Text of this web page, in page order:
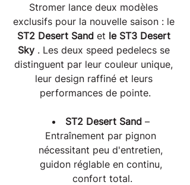
Stromer lance deux modèles
exclusifs pour la nouvelle saison : le
ST2 Desert Sand et le ST3 Desert
Sky . Les deux speed pedelecs se
distinguent par leur couleur unique,
leur design raffiné et leurs
performances de pointe.
ST2 Desert Sand –
Entraînement par pignon
nécessitant peu d'entretien,
guidon réglable en continu,
confort total.